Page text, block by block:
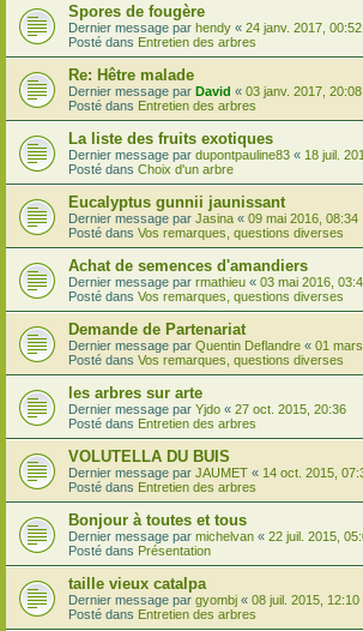
Spores de fougère
Dernier message par hendy « 24 janv. 2017, 00:52
Posté dans Entretien des arbres
Re: Hêtre malade
Dernier message par David « 03 janv. 2017, 20:08
Posté dans Entretien des arbres
La liste des fruits exotiques
Dernier message par dupontpauline83 « 18 juil.
Posté dans Choix d'un arbre
Eucalyptus gunnii jaunissant
Dernier message par Jasina « 09 mai 2016, 08:34
Posté dans Vos remarques, questions diverses
Achat de semences d'amandiers
Dernier message par rmathieu « 03 mai 2016,
Posté dans Vos remarques, questions diverses
Demande de Partenariat
Dernier message par Quentin Deflandre « 01
Posté dans Vos remarques, questions diverses
les arbres sur arte
Dernier message par Yjdo « 27 oct. 2015, 20:36
Posté dans Entretien des arbres
VOLUTELLA DU BUIS
Dernier message par JAUMET « 14 oct. 2015,
Posté dans Entretien des arbres
Bonjour à toutes et tous
Dernier message par michelvan « 22 juil. 2015,
Posté dans Présentation
taille vieux catalpa
Dernier message par gyombj « 08 juil. 2015, 12:10
Posté dans Entretien des arbres